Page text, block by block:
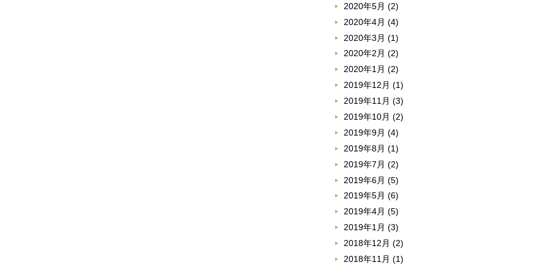
2020年5月 (2)
2020年4月 (4)
2020年3月 (1)
2020年2月 (2)
2020年1月 (2)
2019年12月 (1)
2019年11月 (3)
2019年10月 (2)
2019年9月 (4)
2019年8月 (1)
2019年7月 (2)
2019年6月 (5)
2019年5月 (6)
2019年4月 (5)
2019年1月 (3)
2018年12月 (2)
2018年11月 (1)